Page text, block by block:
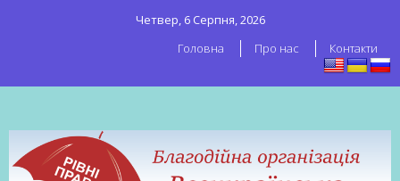
Четвер, 6 Серпня, 2026
Головна
Про нас Контакти
робітників